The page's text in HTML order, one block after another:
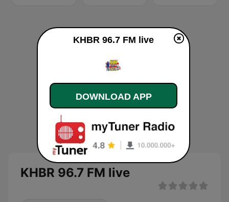
KHBR 96.7 FM live
KHBR 96.7 FM live
DOWNLOAD APP